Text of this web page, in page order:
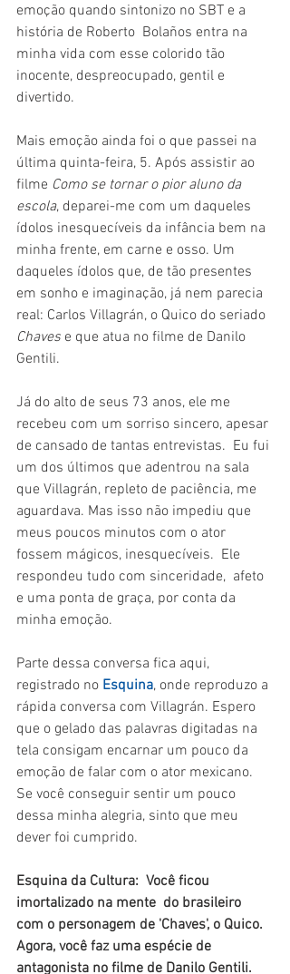
emoção quando sintonizo no SBT e a
história de Roberto  Bolaños entra na
minha vida com esse colorido tão
inocente, despreocupado, gentil e
divertido.
Mais emoção ainda foi o que passei na
última quinta-feira, 5. Após assistir ao
filme Como se tornar o pior aluno da
escola, deparei-me com um daqueles
ídolos inesquecíveis da infância bem na
minha frente, em carne e osso. Um
daqueles ídolos que, de tão presentes
em sonho e imaginação, já nem parecia
real: Carlos Villagrán, o Quico do seriado
Chaves e que atua no filme de Danilo
Gentili.
Já do alto de seus 73 anos, ele me
recebeu com um sorriso sincero, apesar
de cansado de tantas entrevistas.  Eu fui
um dos últimos que adentrou na sala
que Villagrán, repleto de paciência, me
aguardava. Mas isso não impediu que
meus poucos minutos com o ator
fossem mágicos, inesquecíveis.  Ele
respondeu tudo com sinceridade,  afeto
e uma ponta de graça, por conta da
minha emoção.
Parte dessa conversa fica aqui,
registrado no Esquina, onde reproduzo a
rápida conversa com Villagrán. Espero
que o gelado das palavras digitadas na
tela consigam encarnar um pouco da
emoção de falar com o ator mexicano.
Se você conseguir sentir um pouco
dessa minha alegria, sinto que meu
dever foi cumprido.
Esquina da Cultura:  Você ficou
imortalizado na mente  do brasileiro
com o personagem de 'Chaves', o Quico.
Agora, você faz uma espécie de
antagonista no filme de Danilo Gentili.